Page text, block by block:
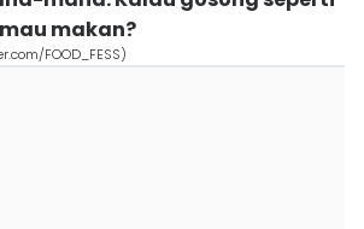
makan?
FOOD_FESS)